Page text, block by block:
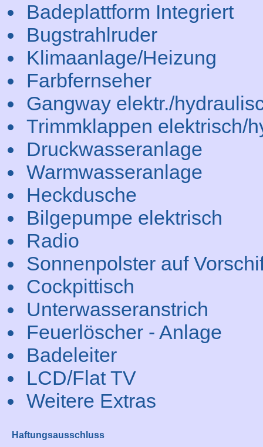
Badeplattform Integriert
Bugstrahlruder
Klimaanlage/Heizung
Farbfernseher
Gangway elektr./
Trimmklappen elektrisch/
Druckwasseranlage
Warmwasseranlage
Heckdusche
Bilgepumpe elektrisch
Radio
Sonnenpolster auf
Cockpittisch
Unterwasseranstrich
Feuerlöscher - Anlage
Badeleiter
LCD/Flat TV
Weitere Extras
Haftungsausschluss